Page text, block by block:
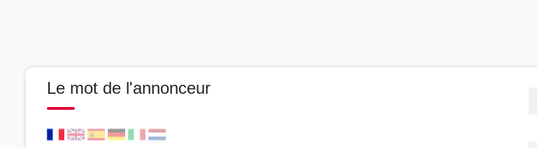
Le mot de l'annonceur